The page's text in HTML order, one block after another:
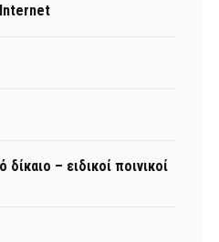
Internet
δίκαιο – ειδικοί ποινικοί